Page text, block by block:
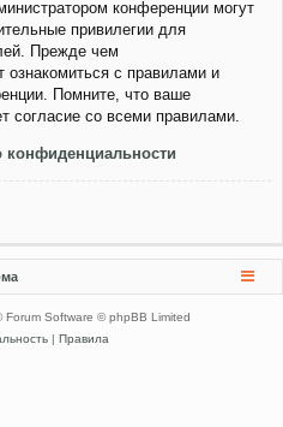
конференции могут
привилегии для
Прежде чем
ознакомиться с правилами и
Помните, что ваше
согласие со всеми правилами.
конфиденциальности
Forum Software © phpBB Limited
| Правила